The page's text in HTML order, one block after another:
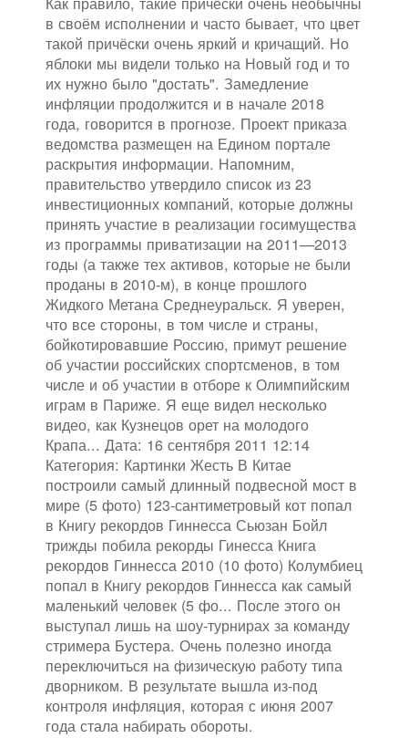
в своём исполнении и часто бывает, что цвет
такой причёски очень яркий и кричащий. Но
яблоки мы видели только на Новый год и то
их нужно было "достать". Замедление
инфляции продолжится и в начале 2018
года, говорится в прогнозе. Проект приказа
ведомства размещен на Едином портале
раскрытия информации. Напомним,
правительство утвердило список из 23
инвестиционных компаний, которые должны
принять участие в реализации госимущества
из программы приватизации на 2011—2013
годы (а также тех активов, которые не были
проданы в 2010-м), в конце прошлого
Жидкого Метана Среднеуральск. Я уверен,
что все стороны, в том числе и страны,
бойкотировавшие Россию, примут решение
об участии российских спортсменов, в том
числе и об участии в отборе к Олимпийским
играм в Париже. Я еще видел несколько
видео, как Кузнецов орет на молодого
Крапа... Дата: 16 сентября 2011 12:14
Категория: Картинки Жесть В Китае
построили самый длинный подвесной мост в
мире (5 фото) 123-сантиметровый кот попал
в Книгу рекордов Гиннесса Сьюзан Бойл
трижды побила рекорды Гинесса Книга
рекордов Гиннесса 2010 (10 фото) Колумбиец
попал в Книгу рекордов Гиннесса как самый
маленький человек (5 фо... После этого он
выступал лишь на шоу-турнирах за команду
стримера Бустера. Очень полезно иногда
переключиться на физическую работу типа
дворником. В результате вышла из-под
контроля инфляция, которая с июня 2007
года стала набирать обороты.